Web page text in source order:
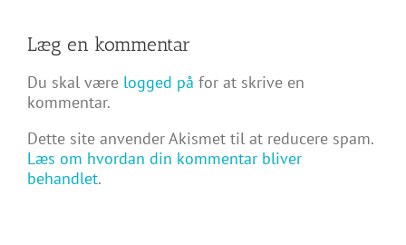
Læg en kommentar
Du skal være logged på for at skrive en
kommentar.
Dette site anvender Akismet til at reducere spam.
Læs om hvordan din kommentar bliver
behandlet.